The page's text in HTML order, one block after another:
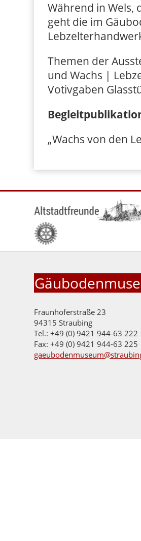
Während in Wels,
geht die im
Themen der
und Wachs |
Votivgaben
„Wachs von den
Fraunhoferstraße 23
94315 Straubing
Tel.: +49 (0) 9421 944-63 222
Fax: +49 (0) 9421 944-63 225